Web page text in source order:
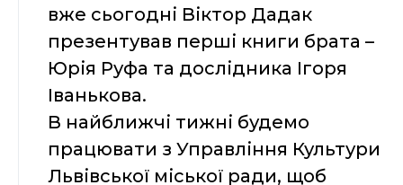
вже сьогодні Віктор Дадак
презентував перші книги брата –
Юрія Руфа та дослідника Ігоря
Іванькова.
В найближчі тижні будемо
працювати з Управління Культури
Львівської міської ради, щоб